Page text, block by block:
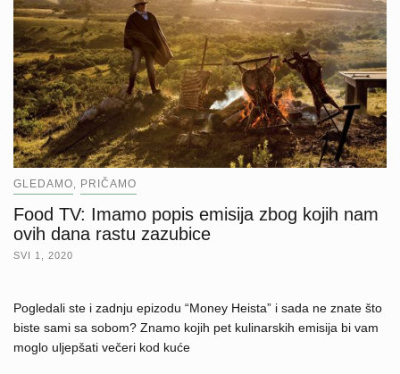
GLEDAMO PRIČAMO
Food TV: Imamo popis emisija zbog kojih nam
ovih dana rastu zazubice
SVI 1, 2020
Pogledali ste i zadnju epizodu “Money Heista” i sada ne znate što
biste sami sa sobom? Znamo kojih pet kulinarskih emisija bi vam
moglo uljepšati večeri kod kuće